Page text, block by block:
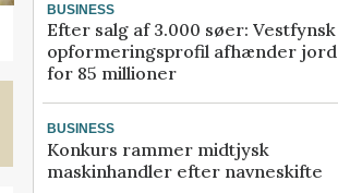
BUSINESS
Efter salg af 3.000 søer: Vestfynsk
opformeringsprofil afhænder jord
for 85 millioner
BUSINESS
Konkurs rammer midtjysk
maskinhandler efter navneskifte